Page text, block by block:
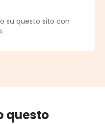
stelle
su questo sito con
questo